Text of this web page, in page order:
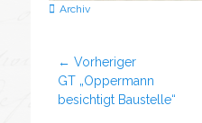
Kategorien
Archiv
Beitragsnavigation
← Vorheriger
Vorheriger
Beitrag:
GT „Oppermann
besichtigt Baustelle“